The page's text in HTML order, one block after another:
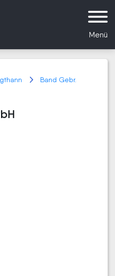
Menü
Band Gebr.